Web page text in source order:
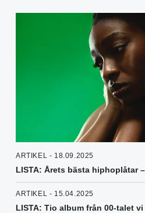
ARTIKEL - 18.09.2025
LISTA: Årets bästa hiphoplåtar
ARTIKEL - 15.04.2025
LISTA: Tio album från 00-talet